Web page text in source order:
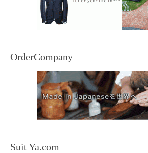
OrderCompany
Suit Ya.com